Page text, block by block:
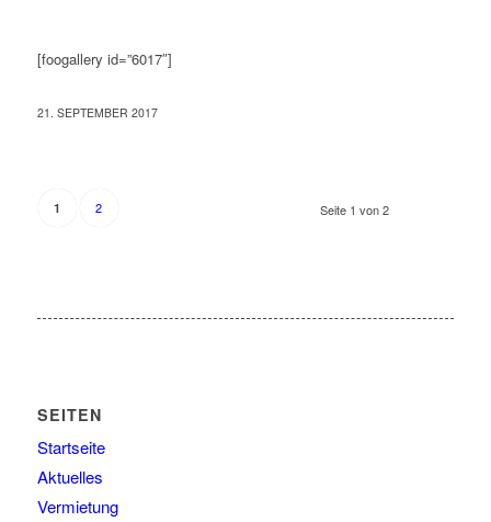
[foogallery id=”6017″]
21. SEPTEMBER 2017
Seite 1 von 2
1 2
SEITEN
Startseite
Aktuelles
Vermietung